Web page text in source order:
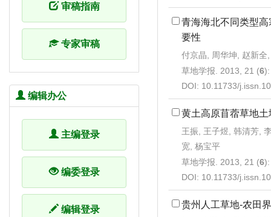
青海海北不同类型
要性
付京晶, 周华坤, 赵新全
草地学报. 2013, 21 (6
DOI: 10.11733/
黄土高原苜蓿草地
王振, 王子煜, 韩清芳,
宽, 杨宝平
草地学报. 2013, 21 (6
DOI: 10.11733/
贵州人工草地-农田
审稿指南
专家审稿
编辑办公
主编登录
编委登录
编辑登录